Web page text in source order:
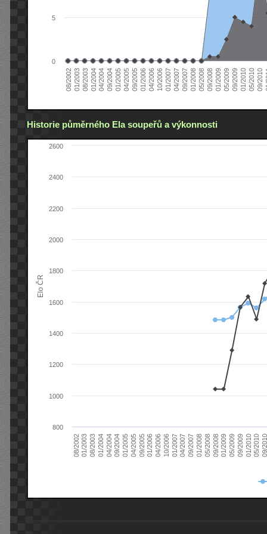
08/200201/200308/200301/200404/200409/200401/200504/200509/200501/200604/200610/200601/200704/200709/200701/200805/200809/200801/200905/200909/200901/201005/201009/2010
0
5
Historie půměrného Ela soupeřů a výkonnosti
Elo ČR
08/200201/200308/200301/200404/200409/200401/200504/200509/200501/200604/200610/200601/200704/200709/200701/200805/200809/200801/200905/200909/200901/201005/201009/
800
1000
1200
1400
1600
1800
2000
2200
2400
2600